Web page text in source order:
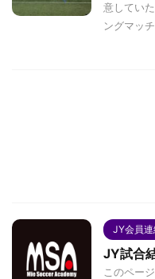
意してい
ングマッ
JY会員
JY試合
このペー